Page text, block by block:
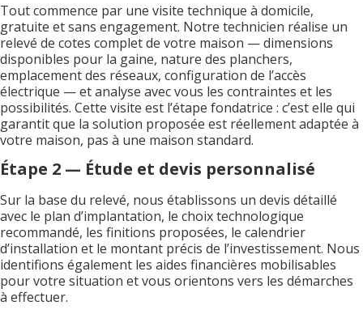
Tout commence par une visite technique à domicile,
gratuite et sans engagement. Notre technicien réalise un
relevé de cotes complet de votre maison — dimensions
disponibles pour la gaine, nature des planchers,
emplacement des réseaux, configuration de l’accès
électrique — et analyse avec vous les contraintes et les
possibilités. Cette visite est l’étape fondatrice : c’est elle qui
garantit que la solution proposée est réellement adaptée à
votre maison, pas à une maison standard.
Étape 2 — Étude et devis personnalisé
Sur la base du relevé, nous établissons un devis détaillé
avec le plan d’implantation, le choix technologique
recommandé, les finitions proposées, le calendrier
d’installation et le montant précis de l’investissement. Nous
identifions également les aides financières mobilisables
pour votre situation et vous orientons vers les démarches
à effectuer.